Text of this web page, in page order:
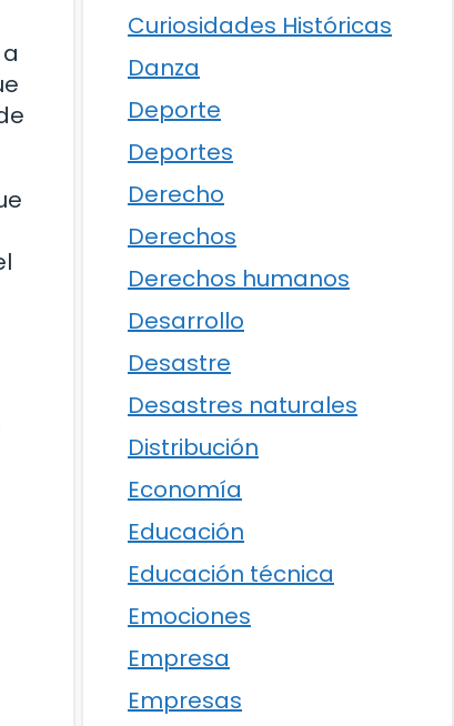
Curiosidades Históricas
Danza
Deporte
Deportes
Derecho
Derechos
Derechos humanos
Desarrollo
Desastre
Desastres naturales
Distribución
Economía
Educación
Educación técnica
Emociones
Empresa
Empresas